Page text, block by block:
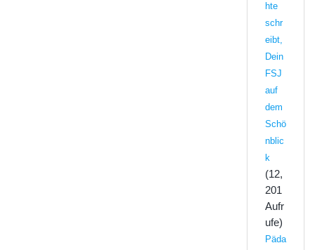
hte
schr
eibt,
Dein
FSJ
auf
dem
Schö
nblic
k
(12,
201
Aufr
ufe)
Päda